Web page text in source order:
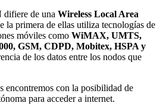
difiere de una Wireless Local Area
la primera de ellas utiliza tecnologías de
móviles como WiMAX, UMTS,
GSM, CDPD, Mobitex, HSPA y
de los datos entre los nodos que
encontremos con la posibilidad de
para acceder a internet.